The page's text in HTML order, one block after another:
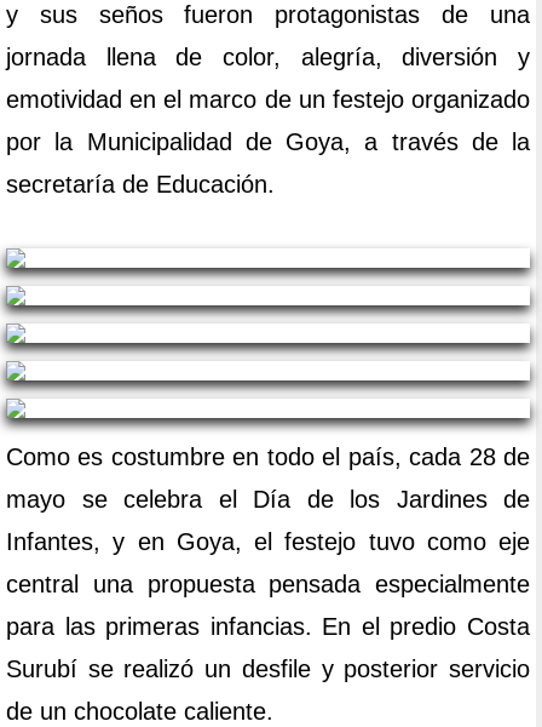
y sus seños fueron protagonistas de una
jornada llena de color, alegría, diversión y
emotividad en el marco de un festejo organizado
por la Municipalidad de Goya, a través de la
secretaría de Educación.
Como es costumbre en todo el país, cada 28 de
mayo se celebra el Día de los Jardines de
Infantes, y en Goya, el festejo tuvo como eje
central una propuesta pensada especialmente
para las primeras infancias. En el predio Costa
Surubí se realizó un desfile y posterior servicio
de un chocolate caliente.